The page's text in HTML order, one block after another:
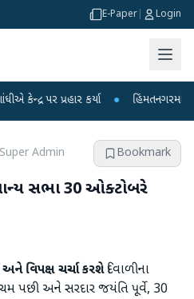
E-Paper Login
પ્રહાર કર્યા ● હિંમતનગરમાં રહસ્યમય
Super Admin Bookmark
સભા 30 ઓક્ટોબરે
અને વિપક્ષ ચર્ચા કરશેદિવાળીના
પછી અને સરદાર જયંતિ પૂર્વે, 30